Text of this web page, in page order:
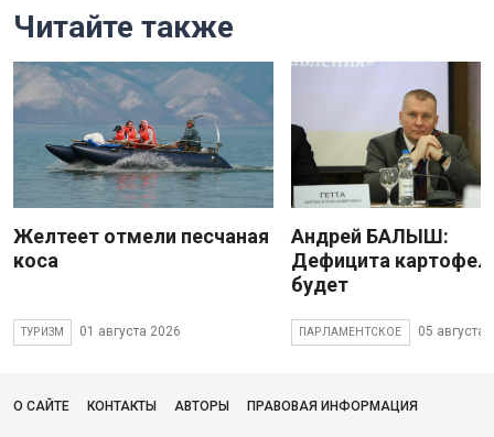
Читайте также
Желтеет отмели песчаная
коса
ТУРИЗМ 01 августа 2026
Андрей БАЛЫШ:
Дефицита
будет
ПАРЛАМЕНТСКОЕ 05 августа
О САЙТЕ КОНТАКТЫ АВТОРЫ ПРАВОВАЯ ИНФОРМАЦИЯ